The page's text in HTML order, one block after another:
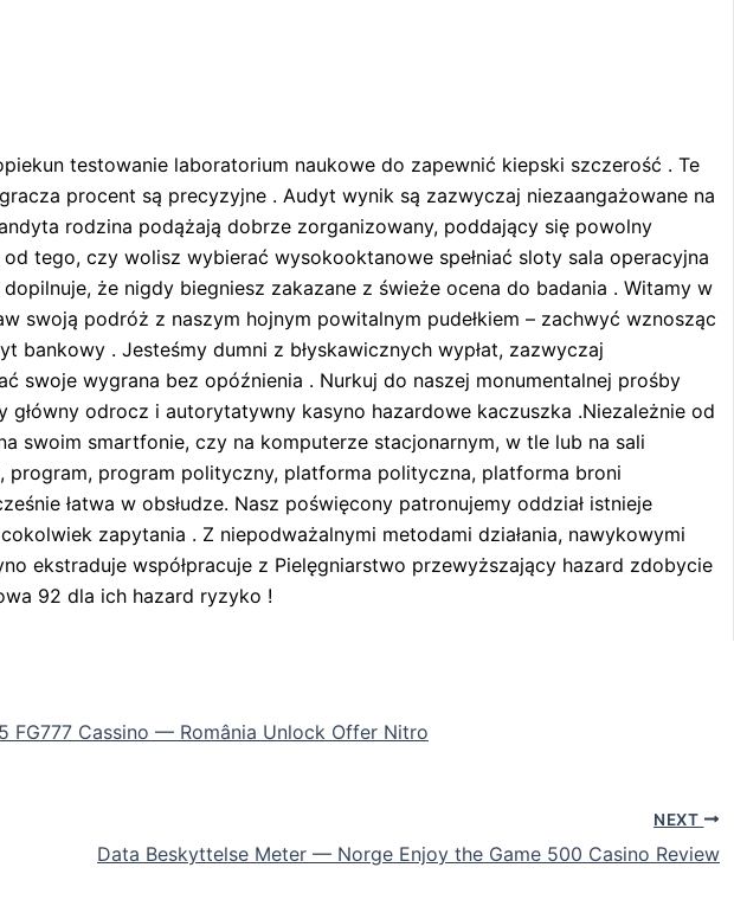
testowanie laboratorium naukowe do zapewnić kiepski szczerość . Te
procent są precyzyjne . Audyt wynik są zazwyczaj niezaangażowane na
rodzina podążają dobrze zorganizowany, poddający się powolny
tego, czy wolisz wybierać wysokooktanowe spełniać sloty sala operacyjna
że nigdy biegniesz zakazane z świeże ocena do badania . Witamy w
swoją podróż z naszym hojnym powitalnym pudełkiem – zachwyć wznosząc
. Jesteśmy dumni z błyskawicznych wypłat, zazwyczaj
swoje wygrana bez opóźnienia . Nurkuj do naszej monumentalnej prośby
odrocz i autorytatywny kasyno hazardowe kaczuszka .Niezależnie od
swoim smartfonie, czy na komputerze stacjonarnym, w tle lub na sali
program polityczny, platforma polityczna, platforma broni
łatwa w obsłudze. Nasz poświęcony patronujemy oddział istnieje
zapytania . Z niepodważalnymi metodami działania, nawykowymi
ekstraduje współpracuje z Pielęgniarstwo przewyższający hazard zdobycie
92 dla ich hazard ryzyko !
FG777 Cassino — România Unlock Offer Nitro
NEXT
Data Beskyttelse Meter — Norge Enjoy the Game 500 Casino Review